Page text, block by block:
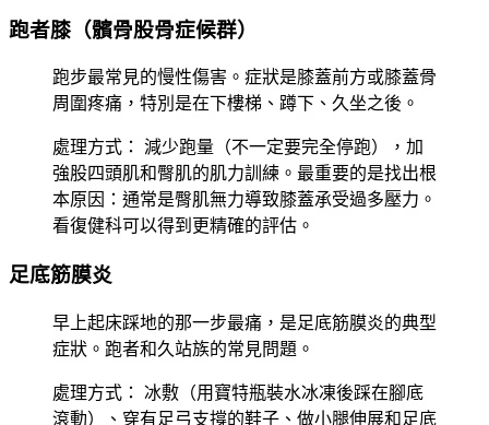
跑者膝（髕骨股骨症候群）
跑步最常見的慢性傷害。症狀是膝蓋前方或膝蓋骨
周圍疼痛，特別是在下樓梯、蹲下、久坐之後。
處理方式： 減少跑量（不一定要完全停跑），加
強股四頭肌和臀肌的肌力訓練。最重要的是找出根
本原因：通常是臀肌無力導致膝蓋承受過多壓力。
看復健科可以得到更精確的評估。
足底筋膜炎
早上起床踩地的那一步最痛，是足底筋膜炎的典型
症狀。跑者和久站族的常見問題。
處理方式： 冰敷（用寶特瓶裝水冰凍後踩在腳底
滾動）、穿有足弓支撐的鞋子、做小腿伸展和足底